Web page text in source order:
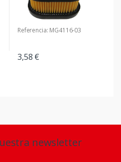
Referencia: MG4116-03
3,58 €
newsletter